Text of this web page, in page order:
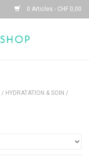
0 Articles - CHF 0,00
/ HYDRATATION & SOIN /